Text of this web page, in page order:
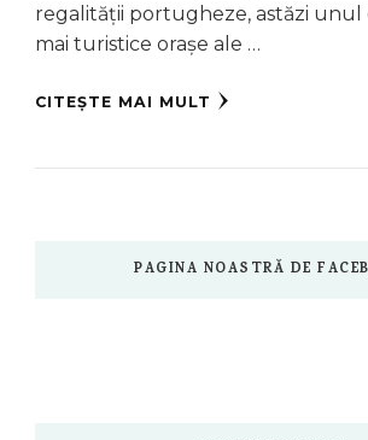
regalității portugheze, astăzi unul
mai turistice orașe ale …
CITEȘTE MAI MULT
PAGINA NOASTRĂ DE